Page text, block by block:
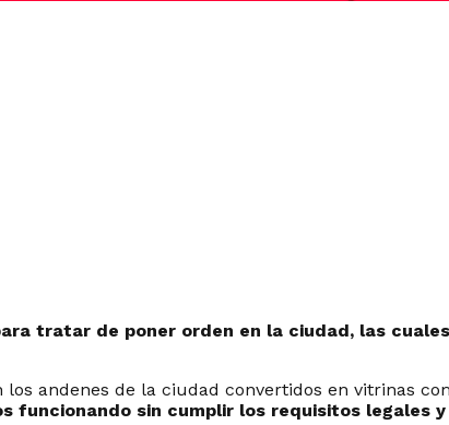
tratar de poner orden en la ciudad, las
andenes de la ciudad convertidos en vitrinas
funcionando sin cumplir los requisitos legales